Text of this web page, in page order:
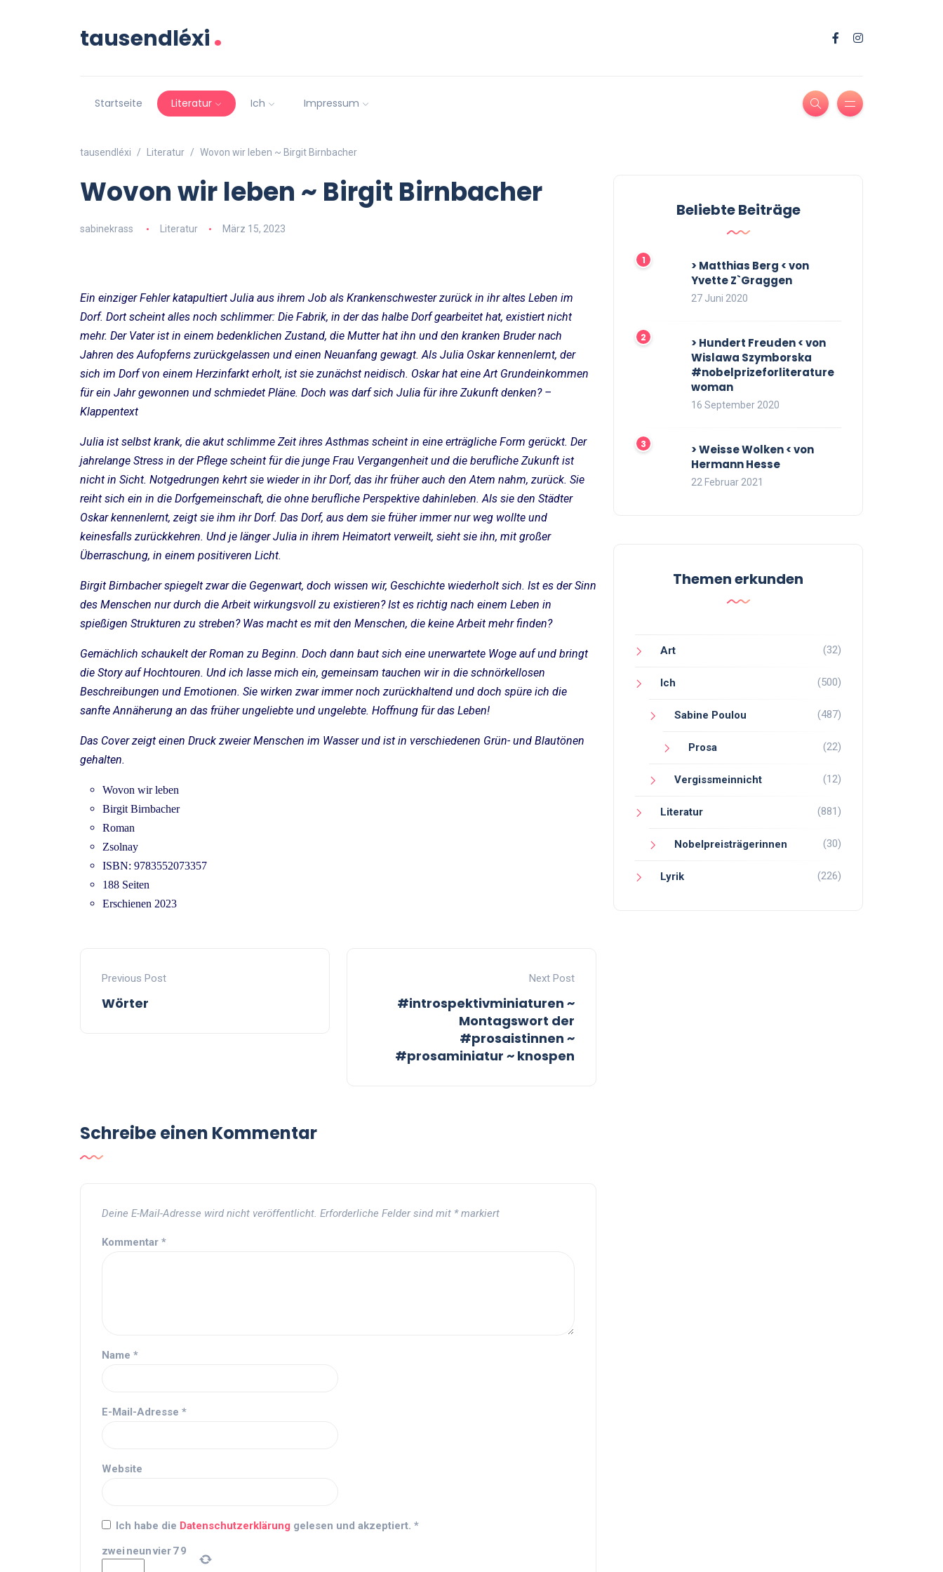
tausendléxi.
Startseite Literatur Ich Impressum
tausendléxi Literatur Wovon wir leben ~ Birgit Birnbacher
Wovon wir leben ~ Birgit Birnbacher
sabinekrass Literatur März 15, 2023
Ein einziger Fehler katapultiert Julia aus ihrem Job als Krankenschwester zurück in ihr altes Leben im
Dorf. Dort scheint alles noch schlimmer: Die Fabrik, in der das halbe Dorf gearbeitet hat, existiert nicht
mehr. Der Vater ist in einem bedenklichen Zustand, die Mutter hat ihn und den kranken Bruder nach
Jahren des Aufopferns zurückgelassen und einen Neuanfang gewagt. Als Julia Oskar kennenlernt, der
sich im Dorf von einem Herzinfarkt erholt, ist sie zunächst neidisch. Oskar hat eine Art Grundeinkommen
für ein Jahr gewonnen und schmiedet Pläne. Doch was darf sich Julia für ihre Zukunft denken? –
Klappentext
Julia ist selbst krank, die akut schlimme Zeit ihres Asthmas scheint in eine erträgliche Form gerückt. Der
jahrelange Stress in der Pflege scheint für die junge Frau Vergangenheit und die berufliche Zukunft ist
nicht in Sicht. Notgedrungen kehrt sie wieder in ihr Dorf, das ihr früher auch den Atem nahm, zurück. Sie
reiht sich ein in die Dorfgemeinschaft, die ohne berufliche Perspektive dahinleben. Als sie den Städter
Oskar kennenlernt, zeigt sie ihm ihr Dorf. Das Dorf, aus dem sie früher immer nur weg wollte und
keinesfalls zurückkehren. Und je länger Julia in ihrem Heimatort verweilt, sieht sie ihn, mit großer
Überraschung, in einem positiveren Licht.
Birgit Birnbacher spiegelt zwar die Gegenwart, doch wissen wir, Geschichte wiederholt sich. Ist es der Sinn
des Menschen nur durch die Arbeit wirkungsvoll zu existieren? Ist es richtig nach einem Leben in
spießigen Strukturen zu streben? Was macht es mit den Menschen, die keine Arbeit mehr finden?
Gemächlich schaukelt der Roman zu Beginn. Doch dann baut sich eine unerwartete Woge auf und bringt
die Story auf Hochtouren. Und ich lasse mich ein, gemeinsam tauchen wir in die schnörkellosen
Beschreibungen und Emotionen. Sie wirken zwar immer noch zurückhaltend und doch spüre ich die
sanfte Annäherung an das früher ungeliebte und ungelebte. Hoffnung für das Leben!
Das Cover zeigt einen Druck zweier Menschen im Wasser und ist in verschiedenen Grün- und Blautönen
gehalten.
Wovon wir leben
Birgit Birnbacher
Roman
Zsolnay
ISBN: 9783552073357
188 Seiten
Erschienen 2023
Previous Post
Wörter
Next Post
#introspektivminiaturen ~
Montagswort der
#prosaistinnen ~
#prosaminiatur ~ knospen
Schreibe einen Kommentar
Deine E-Mail-Adresse wird nicht veröffentlicht. Erforderliche Felder sind mit *markiert
Kommentar *
Name *
E-Mail-Adresse *
Website
Ich habe die Datenschutzerklärung gelesen und akzeptiert. *
zwei neunvier79
Beliebte Beiträge
> Matthias Berg < von
Yvette Z`Graggen
27 Juni 2020
> Hundert Freuden < von
Wislawa Szymborska
#nobelprizeforliterature
woman
16 September 2020
> Weisse Wolken < von
Hermann Hesse
22 Februar 2021
Themen erkunden
Art (32)
Ich (500)
Sabine Poulou (487)
Prosa (22)
Vergissmeinnicht (12)
Literatur (881)
Nobelpreisträgerinnen (30)
Lyrik (226)